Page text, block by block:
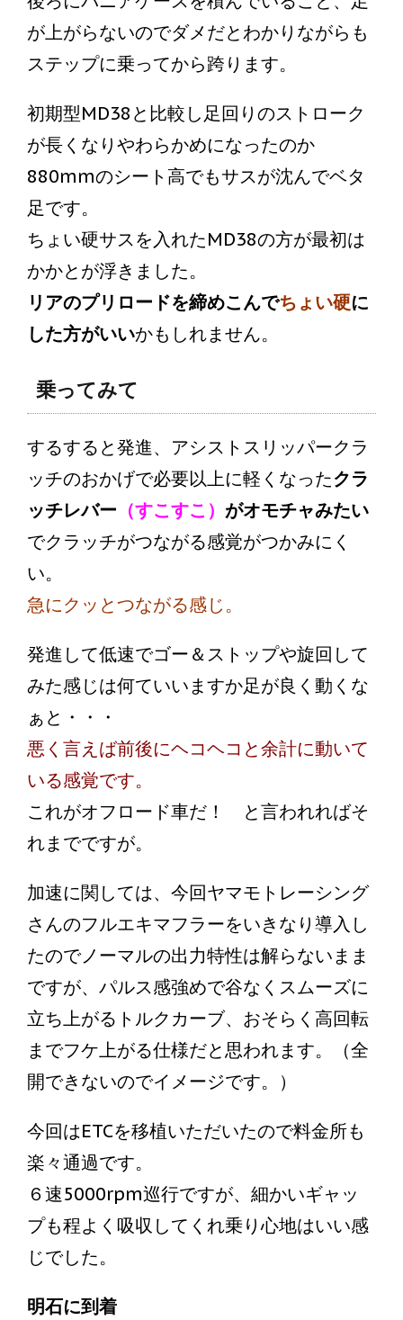
が上がらないのでダメだとわかりながらも
ステップに乗ってから跨ります。
初期型MD38と比較し足回りのストローク
が長くなりやわらかめになったのか
880mmのシート高でもサスが沈んでベタ
足です。
ちょい硬サスを入れたMD38の方が最初は
かかとが浮きました。
リアのプリロードを締めこんでちょい硬に
した方がいいかもしれません。
乗ってみて
するすると発進、アシストスリッパークラ
ッチのおかげで必要以上に軽くなったクラ
ッチレバー （すこすこ） がオモチャみたい
でクラッチがつながる感覚がつかみにく
い。
急にクッとつながる感じ。
発進して低速でゴー＆ストップや旋回して
みた感じは何ていいますか足が良く動くな
ぁと・・・
悪く言えば前後にヘコヘコと余計に動いて
いる感覚です。
これがオフロード車だ！ と言われればそ
れまでですが。
加速に関しては、今回ヤマモトレーシング
さんのフルエキマフラーをいきなり導入し
たのでノーマルの出力特性は解らないまま
ですが、パルス感強めで谷なくスムーズに
立ち上がるトルクカーブ、おそらく高回転
までフケ上がる仕様だと思われます。（全
開できないのでイメージです。）
今回はETCを移植いただいたので料金所も
楽々通過です。
６速5000rpm巡行ですが、細かいギャッ
プも程よく吸収してくれ乗り心地はいい感
じでした。
明石に到着